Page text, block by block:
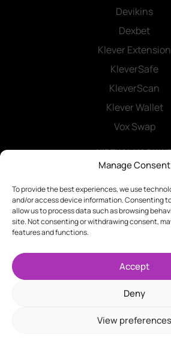
Manage Consent
To provide the best experiences, we use
and/or access device information. Consenting
allow us to process data such as browsing
site. Not consenting or withdrawing consent,
features and functions.
Accept
Deny
View preferences
Devikins
Dexbet
Klever Extension
KleverSafe
KleverScan
Klever Wallet
Vox Swap
VIRTUAL
Klever SDK
Smart Contracts
Copyrights © 2025 Klever Foundation. All